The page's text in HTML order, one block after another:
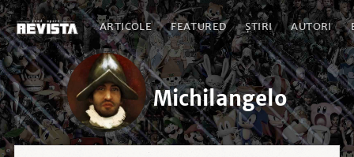
ARTICOLE FEATURED ȘTIRI AUTORI
Michilangelo